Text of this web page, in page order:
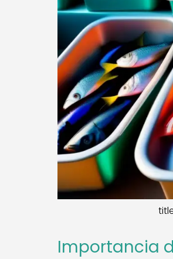
Importancia